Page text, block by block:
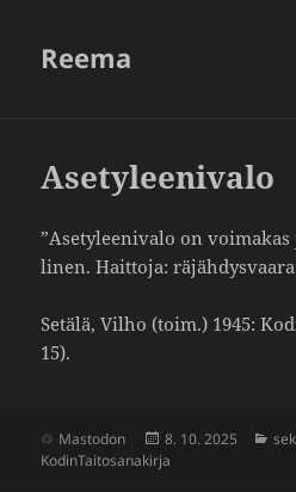
Reema
Asetyleenivalo
”Asety­lee­ni­valo on
linen. Hait­toja:
Setälä, Vilho (toim.) 1945:
15).
Mastodon Julkaistu
8. 10. 2025
KodinTaitosanakirja